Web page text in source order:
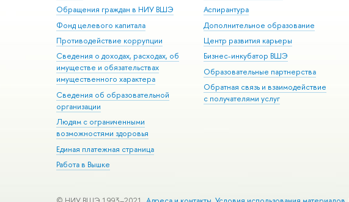
Обращения граждан в НИУ ВШЭ
Фонд целевого капитала
Противодействие коррупции
Сведения о доходах, расходах, об
имуществе и обязательствах
имущественного характера
Сведения об образовательной
организации
Людям с ограниченными
возможностями здоровья
Единая платежная страница
Работа в Вышке
Аспирантура
Дополнительное образование
Центр развития карьеры
Бизнес-инкубатор ВШЭ
Образовательные партнерства
Обратная связь и взаимодействие
с получателями услуг